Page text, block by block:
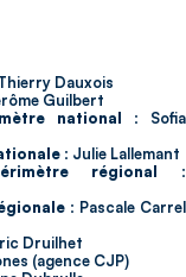
Dauxois
Guilbert
national : Sofia
: Julie Lallemant
régional :
: Pascale Carrel
Druilhet
(agence CJP)